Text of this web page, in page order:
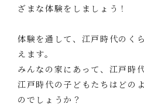
ざまな体験をしましょう！
体験を通して、江戸時代のく
えます。
みんなの家にあって、江戸時
江戸時代の子どもたちはどの
のでしょうか？